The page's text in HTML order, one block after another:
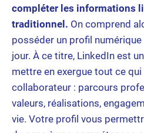
compléter les informations
traditionnel. On comprend
posséder un profil
jour. À ce titre, LinkedIn est
mettre en exergue tout ce
collaborateur : parcours
valeurs, réalisations,
vie. Votre profil vous